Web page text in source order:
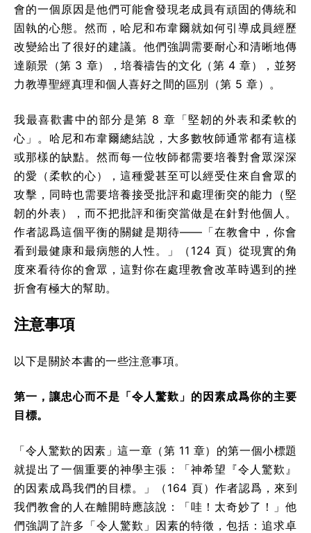
會的一個原因是他們可能會發現老成員有頑固的傳統和
固執的心態。然而，哈尼和布韋爾就如何引導成員經歷
改變給出了很好的建議。他們強調需要耐心和清晰地傳
達願景（第 3 章），培養禱告的文化（第 4 章），並努
力教導聖經真理和個人喜好之間的區別（第 5 章）。
我最喜歡書中的部分是第 8 章「堅韌的外表和柔軟的
心」。哈尼和布韋爾總結說，大多數牧師通常都有這樣
或那樣的缺點。然而每一位牧師都需要培養對會眾深深
的愛（柔軟的心），這種愛甚至可以經受住來自會眾的
攻擊，同時也需要培養接受批評和處理衝突的能力（堅
韌的外表），而不把批評和衝突當做是在針對他個人。
作者認爲這個平衡的關鍵是期待——「在教會中，你會
看到最健康和最病態的人性。」（124 頁）從現實的角
度來看待你的會眾，這對你在處理教會改革時遇到的挫
折會有極大的幫助。
注意事項
以下是關於本書的一些注意事項。
第一，讓忠心而不是「令人驚歎」的因素成爲你的主要
目標。
「令人驚歎的因素」這一章（第 11 章）的第一個小標題
就提出了一個重要的神學主張：「神希望『令人驚歎』
的因素成爲我們的目標。」（164 頁）作者認爲，來到
我們教會的人在離開時應該說：「哇！太奇妙了！」他
們強調了許多「令人驚歎」因素的特徵，包括：追求卓